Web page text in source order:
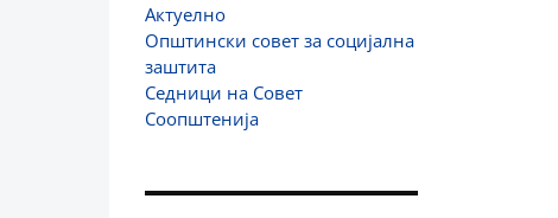
Актуелно
Општински совет за социјална
заштита
Седници на Совет
Соопштенија